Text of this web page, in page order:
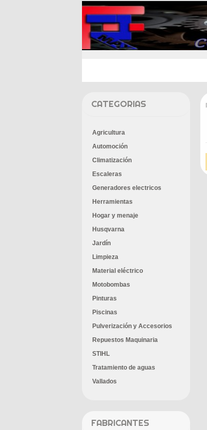
CATEGORIAS
Agricultura
Automoción
Climatización
Escaleras
Generadores electricos
Herramientas
Hogar y menaje
Husqvarna
Jardín
Limpieza
Material eléctrico
Motobombas
Pinturas
Piscinas
Pulverización y Accesorios
Repuestos Maquinaria
STIHL
Tratamiento de aguas
Vallados
FABRICANTES